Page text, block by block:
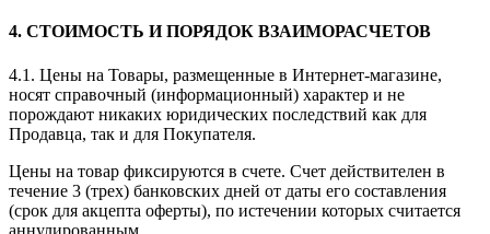
4. СТОИМОСТЬ И ПОРЯДОК ВЗАИМОРАСЧЕТОВ
4.1. Цены на Товары, размещенные в Интернет-магазине,
носят справочный (информационный) характер и не
порождают никаких юридических последствий как для
Продавца, так и для Покупателя.
Цены на товар фиксируются в счете. Счет действителен в
течение 3 (трех) банковских дней от даты его составления
(срок для акцепта оферты), по истечении которых считается
аннулированным.